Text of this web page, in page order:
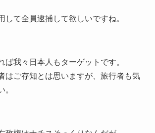
して全員逮捕して欲しいですね。
ば我々日本人もターゲットです。
はご存知とは思いますが、旅行者も気
。